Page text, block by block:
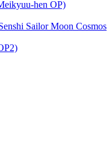
hen OP)
Sailor Moon Cosmos